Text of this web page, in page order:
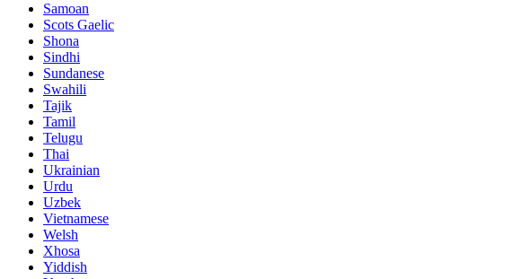
Samoan
Scots Gaelic
Shona
Sindhi
Sundanese
Swahili
Tajik
Tamil
Telugu
Thai
Ukrainian
Urdu
Uzbek
Vietnamese
Welsh
Xhosa
Yiddish